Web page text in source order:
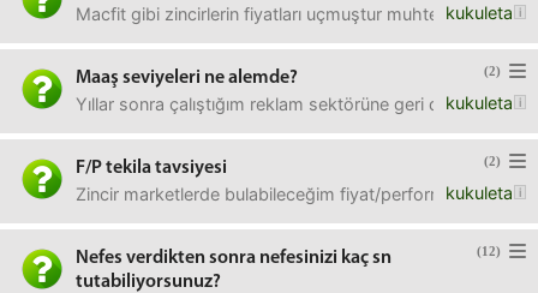
kukuleta
Macfit gibi zincirlerin fiyatları uçmuştur muhtemelen. Bu
(2)
Maaş seviyeleri ne alemde?
kukuleta
Yıllar sonra çalıştığım reklam sektörüne geri dönmeyi
(2)
F/P tekila tavsiyesi
kukuleta
Zincir marketlerde bulabileceğim fiyat/performans tekila
(12)
Nefes verdikten sonra nefesinizi kaç sn
tutabiliyorsunuz?